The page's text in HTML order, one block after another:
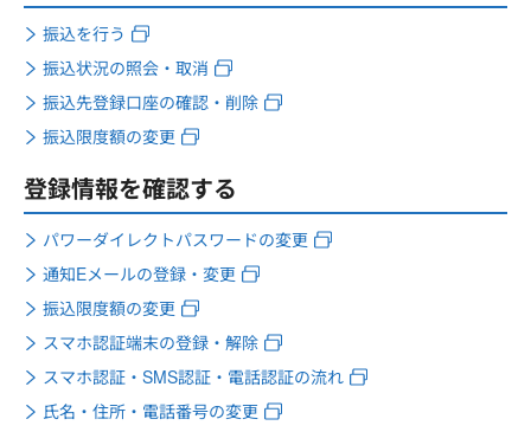
振込を行う
振込状況の照会・取消
振込先登録口座の確認・削除
振込限度額の変更
登録情報を確認する
パワーダイレクトパスワードの変更
通知Eメールの登録・変更
振込限度額の変更
スマホ認証端末の登録・解除
スマホ認証・SMS認証・電話認証の流れ
氏名・住所・電話番号の変更